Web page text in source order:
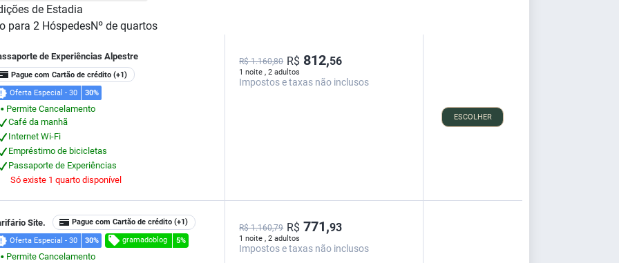
de Estadia
para 2 HóspedesNº de quartos
de Experiências Alpestre
Pague com Cartão de crédito (+1)
Oferta Especial - 30 30%
⬤
Permite Cancelamento
Café da manhã
Internet Wi-Fi
Empréstimo de bicicletas
Passaporte de Experiências
Só existe 1 quarto disponível
1 noite , 2 adultos
R$ 1.160,80 R$ 812,56
Impostos e taxas não inclusos
ESCOLHER
Site. Pague com Cartão de crédito (+1)
Oferta Especial - 30 30% gramadoblog 5%
⬤
Permite Cancelamento
1 noite , 2 adultos
R$ 1.160,79 R$ 771,93
Impostos e taxas não inclusos